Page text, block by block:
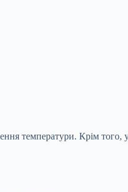
температури. Крім того,